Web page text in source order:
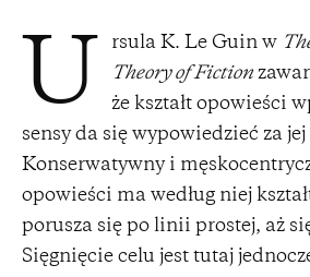
U rsula K. Le Guin w
Theory of Fiction
że kształt opowieści
sensy da się wypowiedzieć za
Konserwatywny i
opowieści ma według niej
porusza się po linii prostej, aż
Sięgnięcie celu jest tutaj